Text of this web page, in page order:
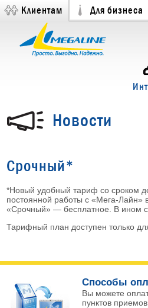
Клиентам Для бизнеса
Новости
Срочный*
*Новый удобный тариф со сроком
постоянной работы с «Мега-
«Срочный» — бесплатное. В ином
Тарифный план доступен только
Способы
Вы можете
пунктов
Prev